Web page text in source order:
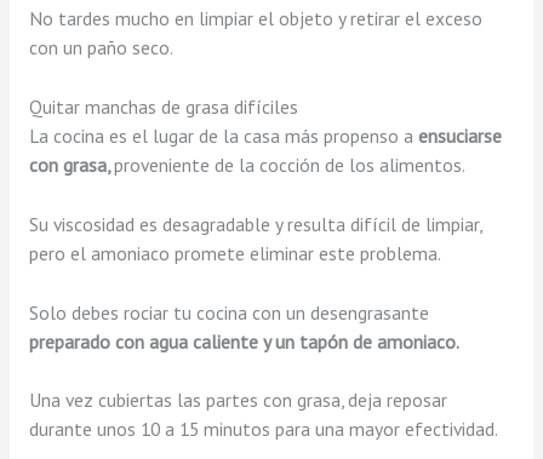
No tardes mucho en limpiar el objeto y retirar el exceso
con un paño seco.
Quitar manchas de grasa difíciles
La cocina es el lugar de la casa más propenso a ensuciarse
con grasa,proveniente de la cocción de los alimentos.
Su viscosidad es desagradable y resulta difícil de limpiar,
pero el amoniaco promete eliminar este problema.
Solo debes rociar tu cocina con un desengrasante
preparado con agua caliente y un tapón de amoniaco.
Una vez cubiertas las partes con grasa, deja reposar
durante unos 10 a 15 minutos para una mayor efectividad.